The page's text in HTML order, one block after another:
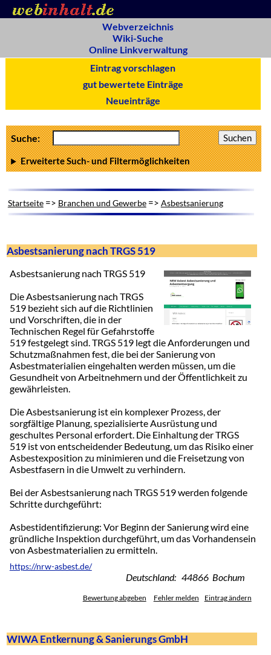
Webverzeichnis
Wiki-Suche
Online Linkverwaltung
Eintrag vorschlagen
gut bewertete Einträge
Neueinträge
Suche:
Erweiterte Such- und Filtermöglichkeiten
Startseite=> Branchen und Gewerbe=> Asbestsanierung
Asbestsanierung nach TRGS 519
Asbestsanierung nach TRGS 519
Die Asbestsanierung nach TRGS
519 bezieht sich auf die Richtlinien
und Vorschriften, die in der
Technischen Regel für Gefahrstoffe
519 festgelegt sind. TRGS 519 legt die Anforderungen und
Schutzmaßnahmen fest, die bei der Sanierung von
Asbestmaterialien eingehalten werden müssen, um die
Gesundheit von Arbeitnehmern und der Öffentlichkeit zu
gewährleisten.
Die Asbestsanierung ist ein komplexer Prozess, der
sorgfältige Planung, spezialisierte Ausrüstung und
geschultes Personal erfordert. Die Einhaltung der TRGS
519 ist von entscheidender Bedeutung, um das Risiko einer
Asbestexposition zu minimieren und die Freisetzung von
Asbestfasern in die Umwelt zu verhindern.
Bei der Asbestsanierung nach TRGS 519 werden folgende
Schritte durchgeführt:
Asbestidentifizierung: Vor Beginn der Sanierung wird eine
gründliche Inspektion durchgeführt, um das Vorhandensein
von Asbestmaterialien zu ermitteln.
https://nrw-asbest.de/
Deutschland: 44866 Bochum
Bewertung abgeben Fehler melden Eintrag ändern
WIWA Entkernung & Sanierungs GmbH